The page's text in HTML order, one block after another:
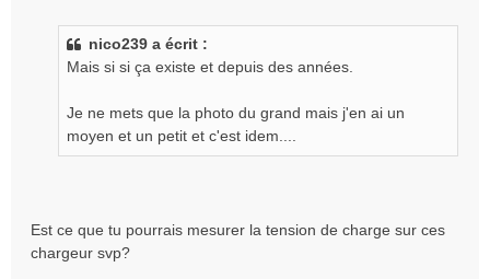
nico239 a écrit :
Mais si si ça existe et depuis des années.
Je ne mets que la photo du grand mais j'en ai un
moyen et un petit et c'est idem....
Est ce que tu pourrais mesurer la tension de charge sur ces
chargeur svp?